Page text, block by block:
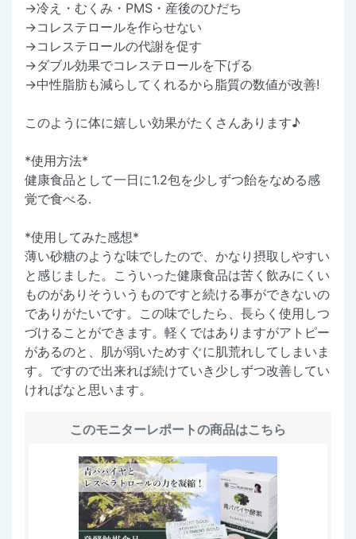
→冷え・むくみ・PMS・産後のひだち
→コレステロールを作らせない
→コレステロールの代謝を促す
→ダブル効果でコレステロールを下げる
→中性脂肪も減らしてくれるから脂質の数値が改善!
このように体に嬉しい効果がたくさんあります♪
*使用方法*
健康食品として一日に1.2包を少しずつ飴をなめる感
覚で食べる.
*使用してみた感想*
薄い砂糖のような味でしたので、かなり摂取しやすい
と感じました。こういった健康食品は苦く飲みにくい
ものがありそういうものですと続ける事ができないの
でありがたいです。この味でしたら、長らく使用しつ
づけることができます。軽くではありますがアトピー
があるのと、肌が弱いためすぐに肌荒れしてしまいま
す。ですので出来れば続けていき少しずつ改善してい
ければなと思います。
このモニターレポートの商品はこちら